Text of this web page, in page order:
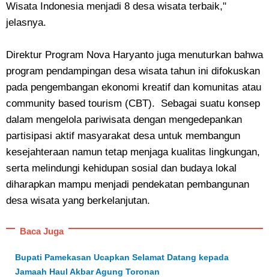
Wisata Indonesia menjadi 8 desa wisata terbaik,"
jelasnya.
Direktur Program Nova Haryanto juga menuturkan bahwa
program pendampingan desa wisata tahun ini difokuskan
pada pengembangan ekonomi kreatif dan komunitas atau
community based tourism (CBT). Sebagai suatu konsep
dalam mengelola pariwisata dengan mengedepankan
partisipasi aktif masyarakat desa untuk membangun
kesejahteraan namun tetap menjaga kualitas lingkungan,
serta melindungi kehidupan sosial dan budaya lokal
diharapkan mampu menjadi pendekatan pembangunan
desa wisata yang berkelanjutan.
Baca Juga
Bupati Pamekasan Ucapkan Selamat Datang kepada
Jamaah Haul Akbar Agung Toronan